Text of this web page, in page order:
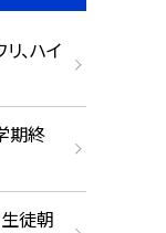
、ハイ
期終
徒朝